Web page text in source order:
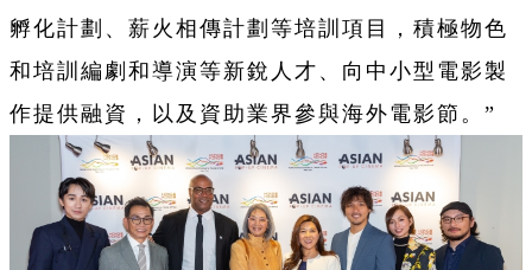
孵化計劃、薪火相傳計劃等培訓項目，積極物色
和培訓編劇和導演等新銳人才、向中小型電影製
作提供融資，以及資助業界參與海外電影節。”